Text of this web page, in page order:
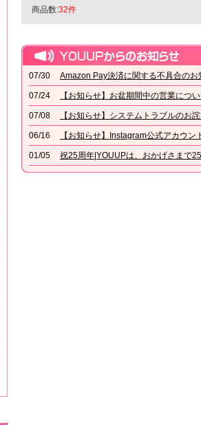
商品数:32件
07/30 Amazon Pay決済に関する不具合のお
07/24 【お知らせ】お盆期間中の営業につ
07/08 【お知らせ】システムトラブルのお
06/16 【お知らせ】Instagram公式アカウン
01/05 祝25周年|YOUUPは、おかげさまで